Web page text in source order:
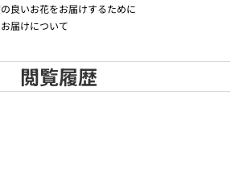
良いお花をお届けするために
届けについて
閲覧履歴